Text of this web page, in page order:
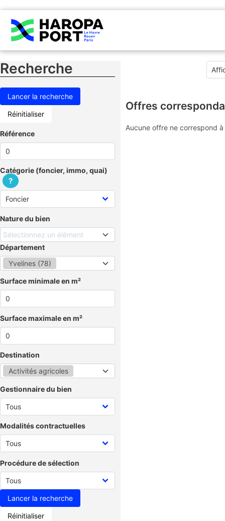
Recherche
Réinitialiser
Référence
Catégorie (foncier, immo, quai)
?
Nature du bien
Sélectionnez un élément
Département
Yvelines (78)
Surface minimale en m²
Surface maximale en m²
Destination
Activités agricoles
Gestionnaire du bien
Modalités contractuelles
Procédure de sélection
Réinitialiser
Offres
Aucune offre ne correspond